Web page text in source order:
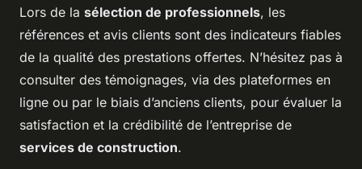
Lors de la sélection de professionnels, les
références et avis clients sont des indicateurs fiables
de la qualité des prestations offertes. N’hésitez pas à
consulter des témoignages, via des plateformes en
ligne ou par le biais d’anciens clients, pour évaluer la
satisfaction et la crédibilité de l’entreprise de
services de construction.